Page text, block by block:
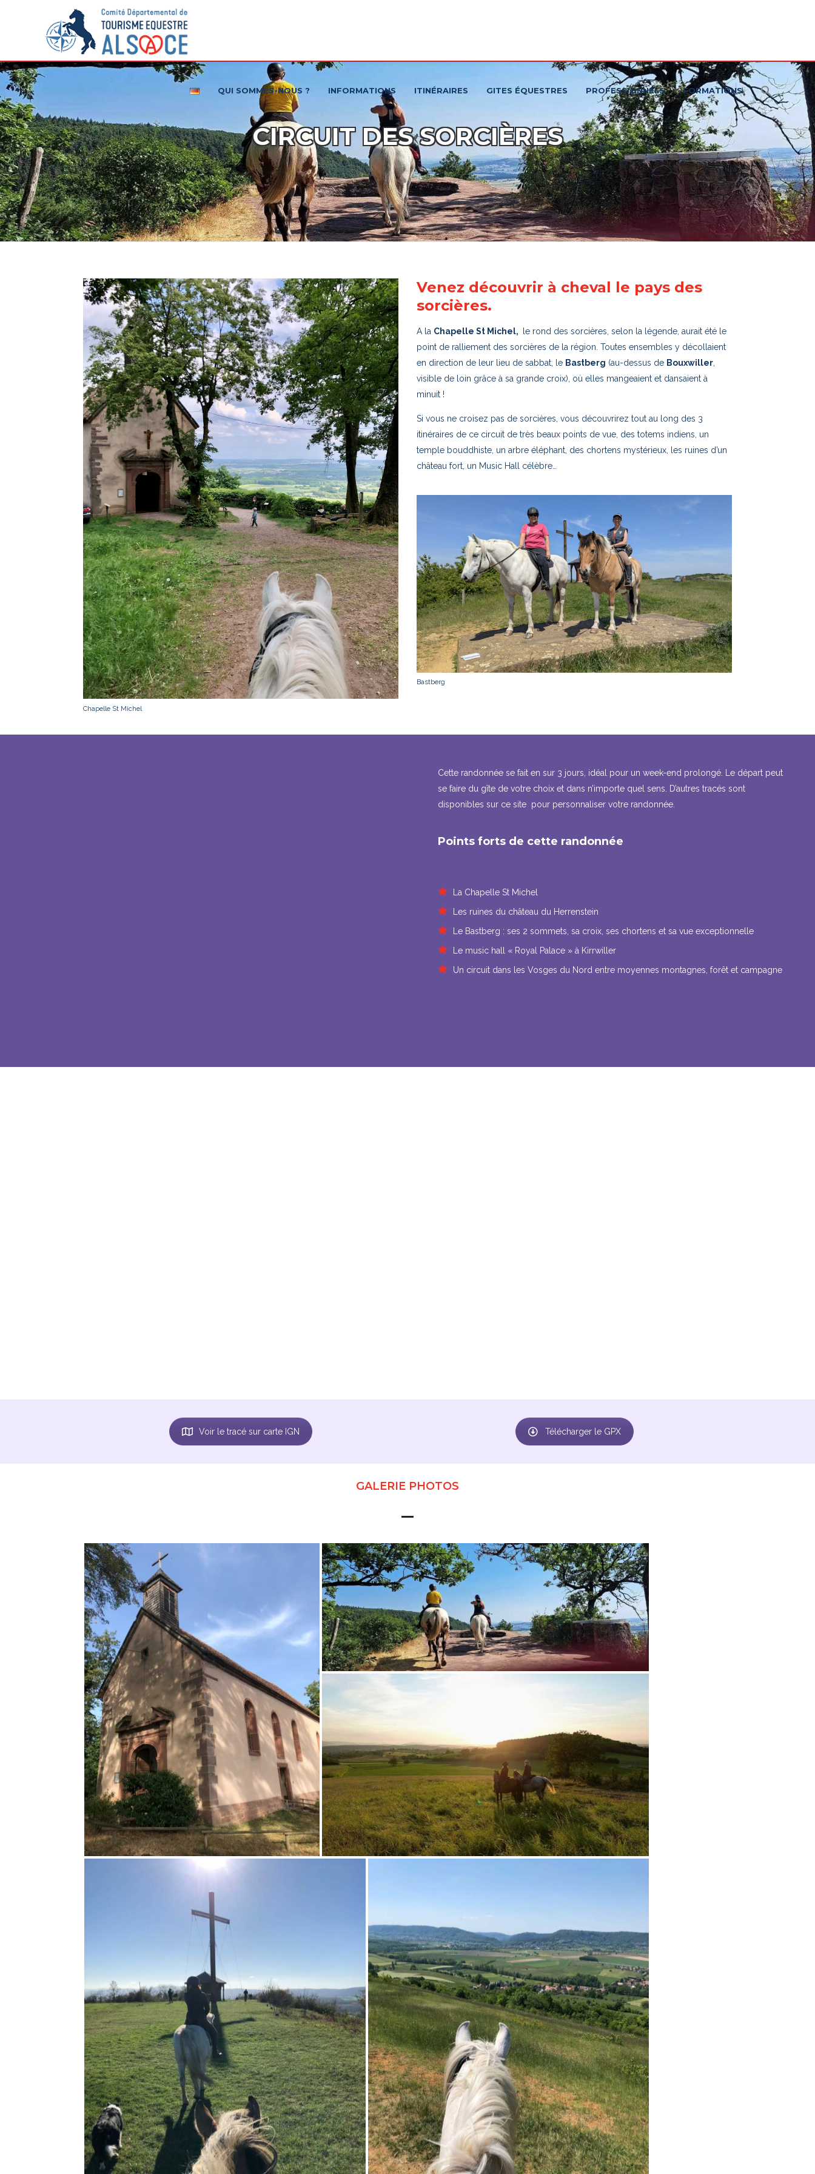
QUI SOMMES-NOUS ? INFORMATIONS ITINÉRAIRES GITES ÉQUESTRES PROFESSIONNELS FORMATIONS
CIRCUIT DES SORCIÈRES
Chapelle St Michel
Venez découvrir à cheval le pays des
sorcières.
A la Chapelle St Michel,
le rond des sorcières, selon la légende, aurait été le
point de ralliement des sorcières de la région. Toutes ensembles y décollaient
en direction de leur lieu de sabbat, le Bastberg (au-dessus de Bouxwiller
visible de loin grâce à sa grande croix), où elles mangeaient et dansaient à
minuit !
Si vous ne croisez pas de sorcières, vous découvrirez tout au long des 3
itinéraires de ce circuit de très beaux points de vue, des totems indiens, un
temple bouddhiste, un arbre éléphant, des chortens mystérieux, les ruines d’un
château fort, un Music Hall célèbre…
Bastberg
Cette randonnée se fait en sur 3 jours, idéal pour un week-end prolongé. Le départ peut
se faire du gîte de votre choix et dans n’importe quel sens. D’autres tracés sont
disponibles sur ce site pour personnaliser votre randonnée.
Points forts de cette randonnée
La Chapelle St Michel
Les ruines du château du Herrenstein
Le Bastberg : ses 2 sommets, sa croix, ses chortens et sa vue exceptionnelle
Le music hall « Royal Palace » à Kirrwiller
Un circuit dans les Vosges du Nord entre moyennes montagnes, forêt et campagne
Voir le tracé sur carte IGN Télécharger le GPX
GALERIE PHOTOS